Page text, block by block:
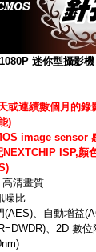
迷你型攝影機
或連續數個月的錄
)
image sensor
ISP,顏
高清畫質
噪比
(AES)、自動增益
、2D 數位